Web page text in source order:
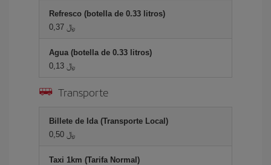
Refresco (botella de 0.33 litros)
0,37 ﷼
Agua (botella de 0.33 litros)
0,13 ﷼
Transporte
Billete de Ida (Transporte Local)
0,50 ﷼
Taxi 1km (Tarifa Normal)